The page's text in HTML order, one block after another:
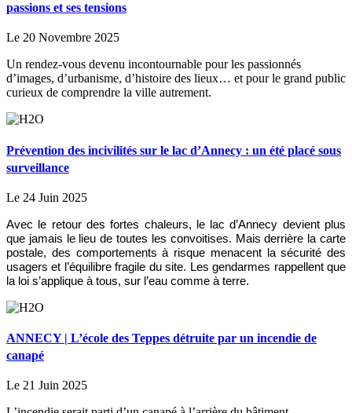
passions et ses tensions
Le 20 Novembre 2025
Un rendez-vous devenu incontournable pour les passionnés
d’images, d’urbanisme, d’histoire des lieux… et pour le grand public
curieux de comprendre la ville autrement.
Prévention des incivilités sur le lac d’Annecy : un été placé sous
surveillance
Le 24 Juin 2025
Avec le retour des fortes chaleurs, le lac d’Annecy devient plus
que jamais le lieu de toutes les convoitises. Mais derrière la carte
postale, des comportements à risque menacent la sécurité des
usagers et l’équilibre fragile du site. Les gendarmes rappellent que
la loi s’applique à tous, sur l’eau comme à terre.
ANNECY | L’école des Teppes détruite par un incendie de
canapé
Le 21 Juin 2025